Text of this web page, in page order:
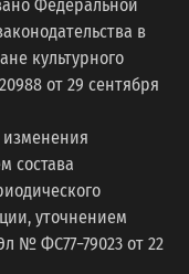
Федеральной
в
культурного
от 29 сентября
состава
уточнением
№ ФС77−79023 от 22